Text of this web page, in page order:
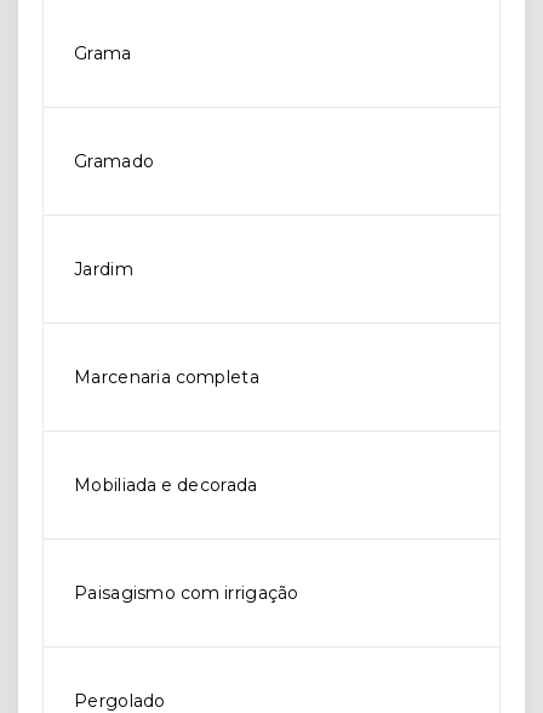
Grama
Gramado
Jardim
Marcenaria completa
Mobiliada e decorada
Paisagismo com irrigação
Pergolado